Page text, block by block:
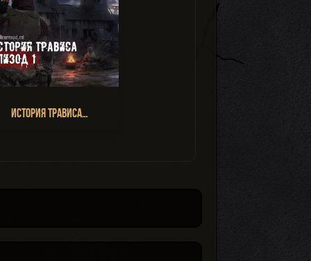
История Трависа…